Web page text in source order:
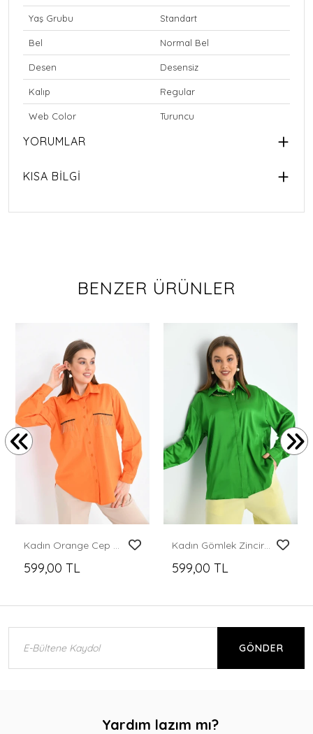
Yaş Grubu Standart
Bel Normal Bel
Desen Desensiz
Kalıp Regular
Web Color Turuncu
YORUMLAR
KISA BİLGİ
BENZER ÜRÜNLER
599,00 TL 599,00 TL
GÖNDER
Yardım lazım mı?